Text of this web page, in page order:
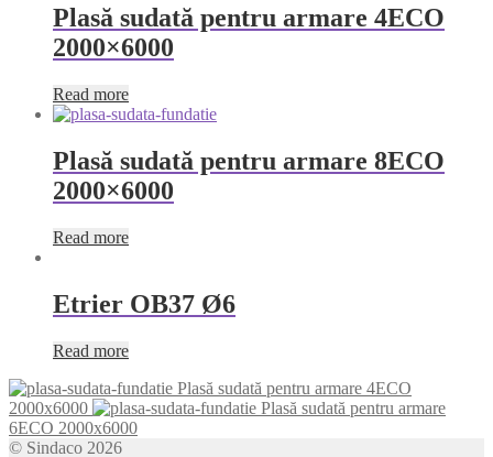
Plasă sudată pentru armare 4ECO
2000×6000
Read more
Plasă sudată pentru armare 8ECO
2000×6000
Read more
Etrier OB37 Ø6
Read more
Plasă sudată pentru armare 4ECO
2000x6000
Plasă sudată pentru armare
6ECO 2000x6000
© Sindaco 2026